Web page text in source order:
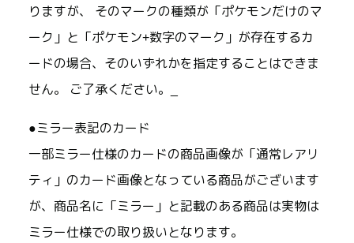
りますが、 そのマークの種類が「ポケモンだけのマ
ーク」と「ポケモン+数字のマーク」が存在するカ
ードの場合、そのいずれかを指定することはできま
せん。 ご了承ください。_
●ミラー表記のカード
一部ミラー仕様のカードの商品画像が「通常レアリ
ティ」のカード画像となっている商品がございます
が、商品名に「ミラー」と記載のある商品は実物は
ミラー仕様での取り扱いとなります。